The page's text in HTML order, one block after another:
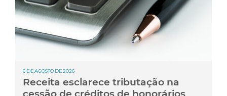
6 DE AGOSTO DE 2026
Receita esclarece tributação na